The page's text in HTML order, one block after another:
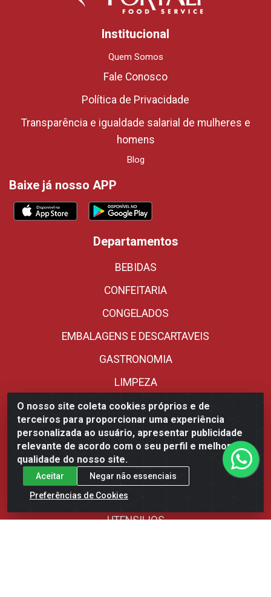
O nosso site coleta cookies próprios e de
terceiros para proporcionar uma experiência
personalizada ao usuário, apresentar publicidade
relevante de acordo com o seu perfil e melhorar a
qualidade do nosso site.
Aceitar
Negar não essenciais
Preferências de Cookies
Institucional
Quem Somos
Fale Conosco
Política de Privacidade
Transparência e igualdade salarial de mulheres e
homens
Blog
Baixe já nosso APP
Departamentos
BEBIDAS
CONFEITARIA
CONGELADOS
EMBALAGENS E DESCARTAVEIS
GASTRONOMIA
LIMPEZA
MERCEARIA
ORIENTAL
PANIFICACAO
REFRIGERADOS
SORVETERIA
UTENSILIOS